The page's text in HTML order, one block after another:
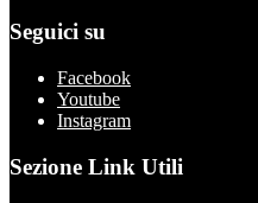
Seguici su
Facebook
Youtube
Instagram
Sezione Link Utili